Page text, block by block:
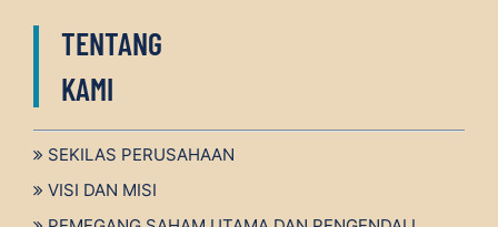
TENTANG
KAMI
SEKILAS PERUSAHAAN
VISI DAN MISI